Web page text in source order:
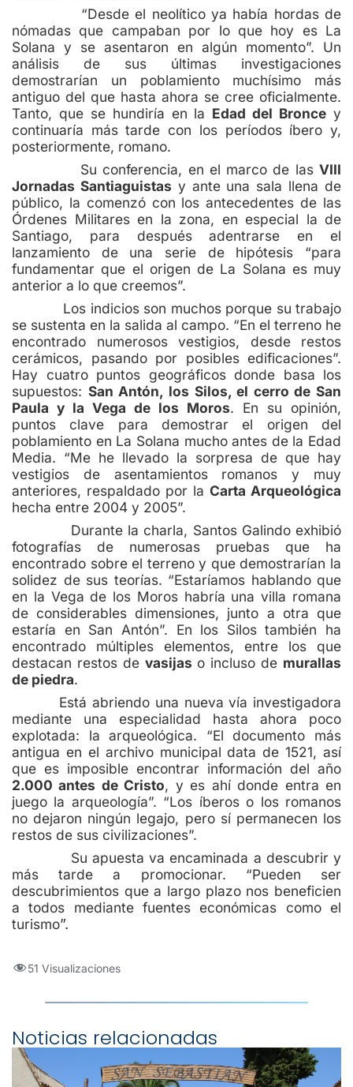
“Desde el neolítico ya había hordas de
nómadas que campaban por lo que hoy es La
Solana y se asentaron en algún momento”. Un
análisis de sus últimas investigaciones
demostrarían un poblamiento muchísimo más
antiguo del que hasta ahora se cree oficialmente.
Tanto, que se hundiría en la Edad del Bronce y
continuaría más tarde con los períodos íbero y,
posteriormente, romano.
Su conferencia, en el marco de las VIII
Jornadas Santiaguistas y ante una sala llena de
público, la comenzó con los antecedentes de las
Órdenes Militares en la zona, en especial la de
Santiago, para después adentrarse en el
lanzamiento de una serie de hipótesis “para
fundamentar que el origen de La Solana es muy
anterior a lo que creemos”.
Los indicios son muchos porque su trabajo
se sustenta en la salida al campo. “En el terreno he
encontrado numerosos vestigios, desde restos
cerámicos, pasando por posibles edificaciones”.
Hay cuatro puntos geográficos donde basa los
supuestos: San Antón, los Silos, el cerro de San
Paula y la Vega de los Moros. En su opinión,
puntos clave para demostrar el origen del
poblamiento en La Solana mucho antes de la Edad
Media. “Me he llevado la sorpresa de que hay
vestigios de asentamientos romanos y muy
anteriores, respaldado por la Carta Arqueológica
hecha entre 2004 y 2005”.
Durante la charla, Santos Galindo exhibió
fotografías de numerosas pruebas que ha
encontrado sobre el terreno y que demostrarían la
solidez de sus teorías. “Estaríamos hablando que
en la Vega de los Moros habría una villa romana
de considerables dimensiones, junto a otra que
estaría en San Antón”. En los Silos también ha
encontrado múltiples elementos, entre los que
destacan restos de vasijas o incluso de murallas
de piedra.
Está abriendo una nueva vía investigadora
mediante una especialidad hasta ahora poco
explotada: la arqueológica. “El documento más
antigua en el archivo municipal data de 1521, así
que es imposible encontrar información del año
2.000 antes de Cristo, y es ahí donde entra en
juego la arqueología”. “Los íberos o los romanos
no dejaron ningún legajo, pero sí permanecen los
restos de sus civilizaciones”.
Su apuesta va encaminada a descubrir y
más tarde a promocionar. “Pueden ser
descubrimientos que a largo plazo nos beneficien
a todos mediante fuentes económicas como el
turismo”.
51 Visualizaciones
Noticias relacionadas